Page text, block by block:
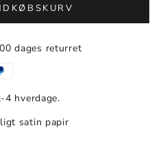
dages returret
hverdage.
satin papir